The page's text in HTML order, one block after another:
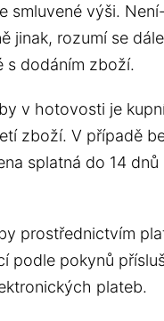
smluvené výši.
jinak, rozumí se
s dodáním zboží.
v hotovosti je
zboží. V případě
splatná do 14
prostřednictvím
podle pokynů
plateb.